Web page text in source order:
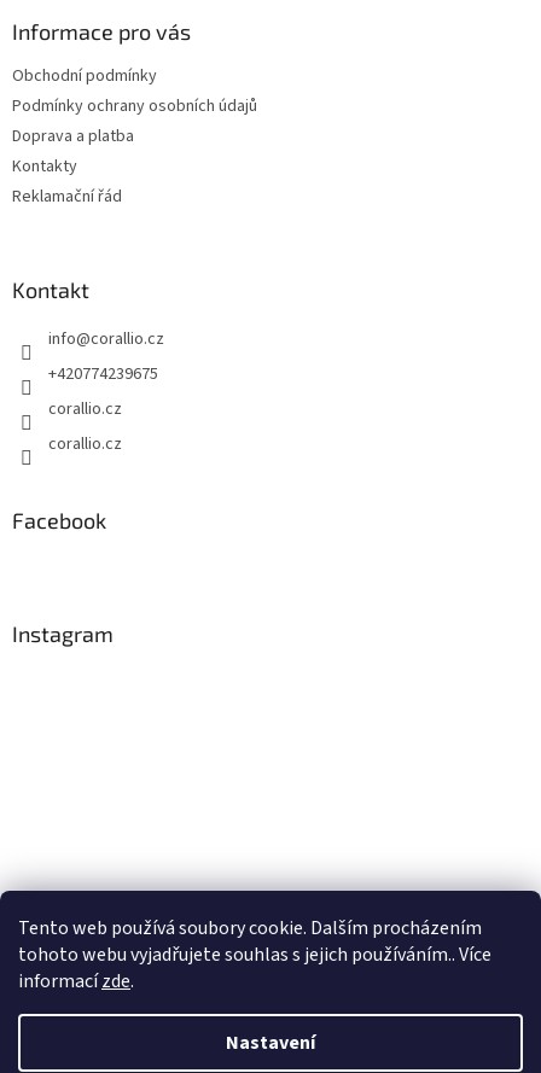
Tento web používá soubory cookie. Dalším procházením
tohoto webu vyjadřujete souhlas s jejich používáním.. Více
informacízde.
Nastavení
Informace pro vás
Obchodní podmínky
Podmínky ochrany osobních údajů
Doprava a platba
Kontakty
Reklamační řád
Kontakt
info@corallio.cz
+420774239675
corallio.cz
corallio.cz
Facebook
Instagram
Sledovat na Instagramu